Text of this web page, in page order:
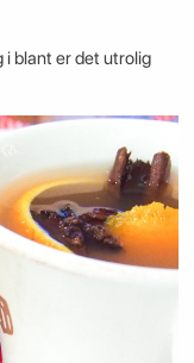
i blant er det utrolig